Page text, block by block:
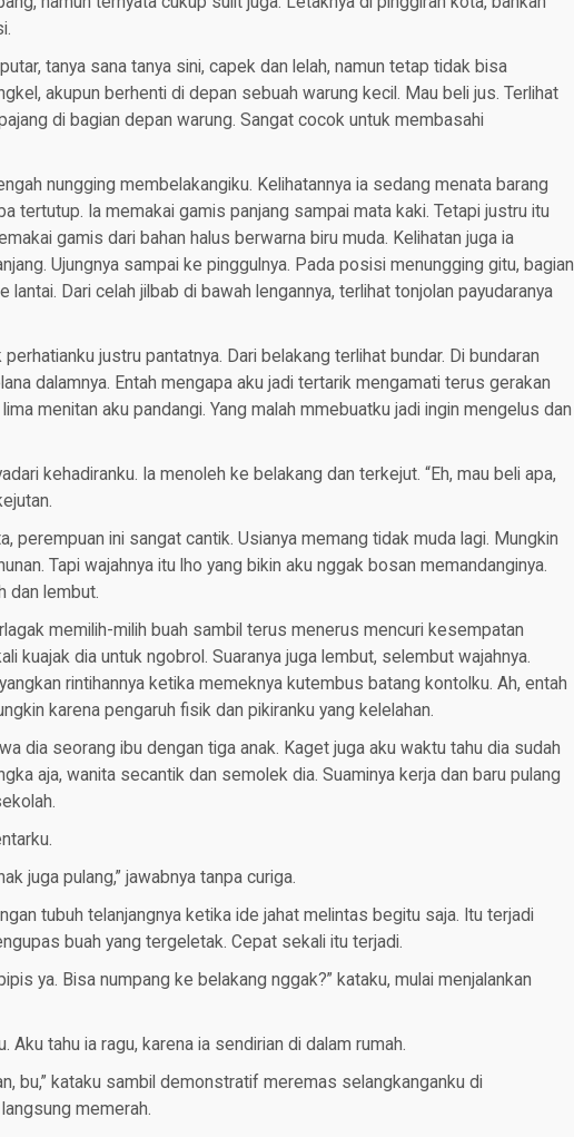
tanya sana tanya sini, capek dan lelah, namun tetap tidak bisa
akupun berhenti di depan sebuah warung kecil. Mau beli jus. Terlihat
di bagian depan warung. Sangat cocok untuk membasahi
nungging membelakangiku. Kelihatannya ia sedang menata barang
tertutup. Ia memakai gamis panjang sampai mata kaki. Tetapi justru itu
gamis dari bahan halus berwarna biru muda. Kelihatan juga ia
Ujungnya sampai ke pinggulnya. Pada posisi menungging gitu, bagian
lantai. Dari celah jilbab di bawah lengannya, terlihat tonjolan payudaranya
justru pantatnya. Dari belakang terlihat bundar. Di bundaran
dalamnya. Entah mengapa aku jadi tertarik mengamati terus gerakan
menitan aku pandangi. Yang malah mmebuatku jadi ingin mengelus dan
kehadiranku. Ia menoleh ke belakang dan terkejut. “Eh, mau beli apa,
perempuan ini sangat cantik. Usianya memang tidak muda lagi. Mungkin
Tapi wajahnya itu lho yang bikin aku nggak bosan memandanginya.
dan lembut.
memilih-milih buah sambil terus menerus mencuri kesempatan
kuajak dia untuk ngobrol. Suaranya juga lembut, selembut wajahnya.
rintihannya ketika memeknya kutembus batang kontolku. Ah, entah
karena pengaruh fisik dan pikiranku yang kelelahan.
dia seorang ibu dengan tiga anak. Kaget juga aku waktu tahu dia sudah
aja, wanita secantik dan semolek dia. Suaminya kerja dan baru pulang
juga pulang,” jawabnya tanpa curiga.
tubuh telanjangnya ketika ide jahat melintas begitu saja. Itu terjadi
buah yang tergeletak. Cepat sekali itu terjadi.
ya. Bisa numpang ke belakang nggak?” kataku, mulai menjalankan
Aku tahu ia ragu, karena ia sendirian di dalam rumah.
bu,” kataku sambil demonstratif meremas selangkanganku di
memerah.